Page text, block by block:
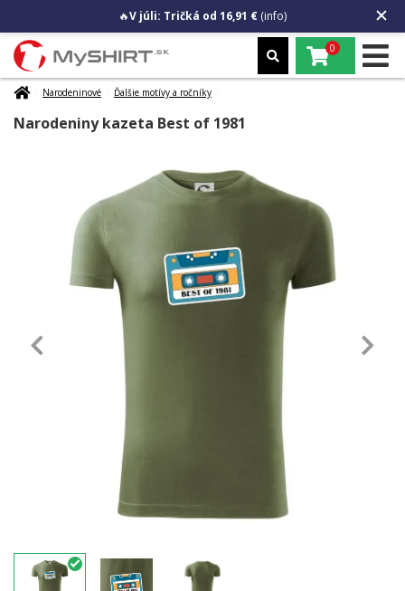
🔥V júli: Tričká od 16,91 € (info)
0
Narodeninové Ďalšie motívy a ročníky
Narodeniny kazeta Best of 1981